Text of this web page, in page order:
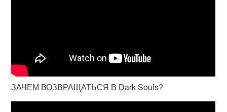
ЗАЧЕМ ВОЗВРАЩАТЬСЯ В Dark Souls?